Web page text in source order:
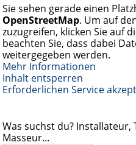
Sie sehen gerade einen
OpenStreetMap. Um auf
zuzugreifen, klicken Sie auf
beachten Sie, dass dabei
weitergegeben werden.
Mehr Informationen
Inhalt entsperren
Erforderlichen Service
Was suchst du? Installateur,
Masseur...